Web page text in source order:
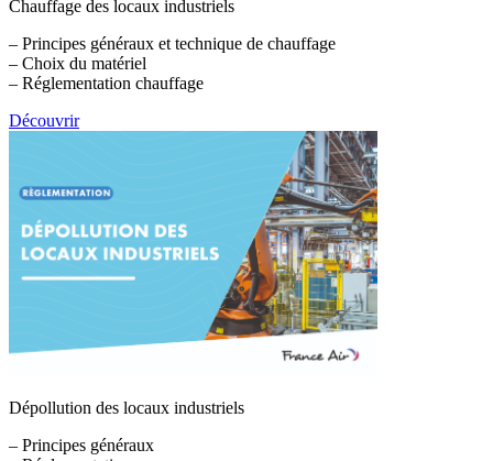
Chauffage des locaux industriels
– Principes généraux et technique de chauffage
– Choix du matériel
– Réglementation chauffage
Découvrir
Dépollution des locaux industriels
– Principes généraux